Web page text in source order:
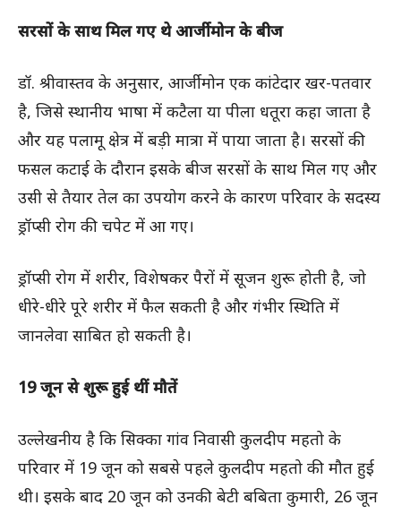
सरसों के साथ मिल गए थे आर्जीमोन के बीज
डॉ. श्रीवास्तव के अनुसार, आर्जीमोन एक कांटेदार खर-पतवार
है, जिसे स्थानीय भाषा में कटैला या पीला धतूरा कहा जाता है
और यह पलामू क्षेत्र में बड़ी मात्रा में पाया जाता है। सरसों की
फसल कटाई के दौरान इसके बीज सरसों के साथ मिल गए और
उसी से तैयार तेल का उपयोग करने के कारण परिवार के सदस्य
ड्रॉप्सी रोग की चपेट में आ गए।
ड्रॉप्सी रोग में शरीर, विशेषकर पैरों में सूजन शुरू होती है, जो
धीरे-धीरे पूरे शरीर में फैल सकती है और गंभीर स्थिति में
जानलेवा साबित हो सकती है।
19 जून से शुरू हुई थीं मौतें
उल्लेखनीय है कि सिक्का गांव निवासी कुलदीप महतो के
परिवार में 19 जून को सबसे पहले कुलदीप महतो की मौत हुई
थी। इसके बाद 20 जून को उनकी बेटी बबिता कुमारी, 26 जून